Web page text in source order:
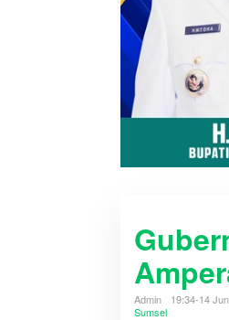
Admin
19:34-14
Sumsel